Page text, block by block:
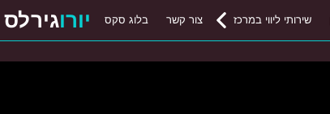
יורוגירלס שירותי ליווי במרכז צור קשר בלוג סקס